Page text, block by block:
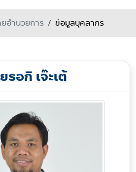
อำนวยการ ข้อมูลบุคลากร
รอกิ เจ๊ะเต้